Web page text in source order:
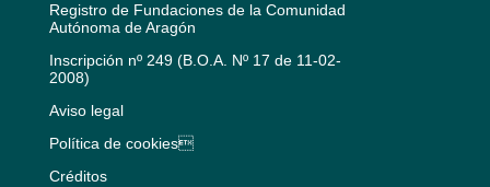
Registro de Fundaciones de la Comunidad
Autónoma de Aragón
Inscripción nº 249 (B.O.A. Nº 17 de 11-02-
2008)
Aviso legal
Política de cookies
Créditos